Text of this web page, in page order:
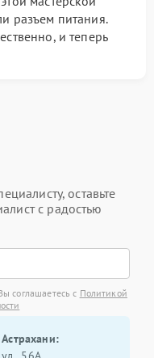
разъем питания.
и теперь
оставьте
с радостью
соглашаетесь с Политикой